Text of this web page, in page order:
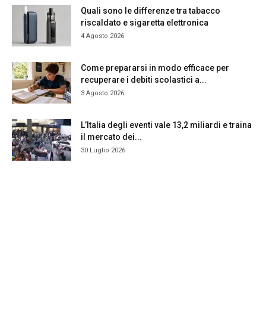
Quali sono le differenze tra tabacco
riscaldato e sigaretta elettronica
4 Agosto 2026
Come prepararsi in modo efficace per
recuperare i debiti scolastici a...
3 Agosto 2026
L’Italia degli eventi vale 13,2 miliardi e traina
il mercato dei...
30 Luglio 2026